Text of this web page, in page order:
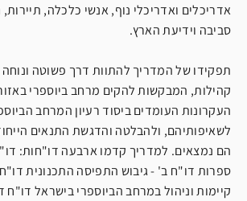
אדריכלים ואדריכלי נוף, אנשי כלכלה,
סביבה וידיעת הארץ.
תפקידו של המדריך להתוות דרך פשוטה
קהילות, המבקשות להקים מרחב ביוספרי
העקרונות העומדים ביסוד רעיון המרחב
לשאיפותיהם, ולהבלטה והדגשת התנאים
הם נמצאים. למדריך קדמו ארבעה דו"חות:
ספרות דו"ח ב' - גיבוש התפיסה התכנונית
קיימות וניהול במרחב הביוספרי בישראל